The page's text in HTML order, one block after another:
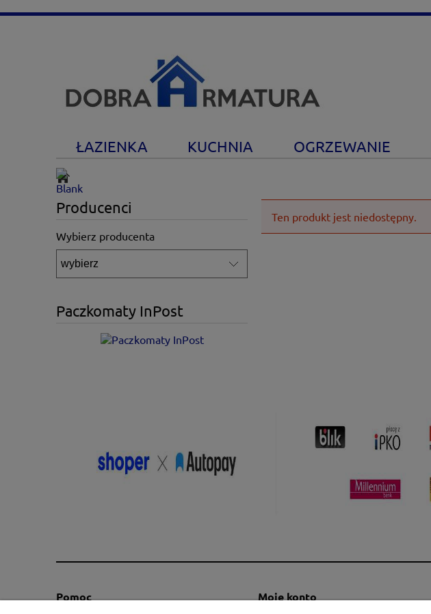
ŁAZIENKA KUCHNIA OGRZEWANIE
Producenci
Wybierz producenta
Paczkomaty InPost
Ten produkt jest niedostępny.
Pomoc Moje konto